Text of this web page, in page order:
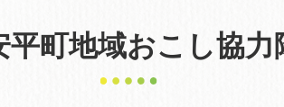
平町地域おこし協力